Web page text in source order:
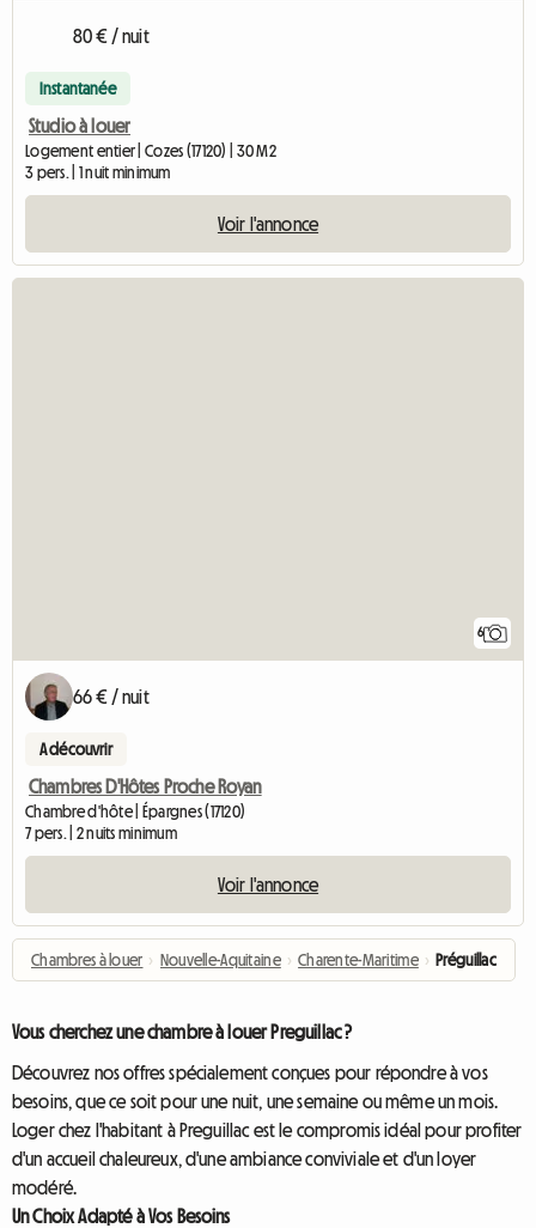
80 € / nuit
Instantanée
Studio à louer
Logement entier | Cozes (17120) | 30 M2
3 pers. | 1 nuit minimum
Voir l'annonce
6
66 € / nuit
A découvrir
Chambres D'Hôtes Proche Royan
Chambre d'hôte | Épargnes (17120)
7 pers. | 2 nuits minimum
Voir l'annonce
Chambres à louer › Nouvelle-Aquitaine › Charente-Maritime › Préguillac
Vous cherchez une chambre à louer Preguillac ?
Découvrez nos offres spécialement conçues pour répondre à vos
besoins, que ce soit pour une nuit, une semaine ou même un mois.
Loger chez l'habitant à Preguillac est le compromis idéal pour profiter
d'un accueil chaleureux, d'une ambiance conviviale et d'un loyer
modéré.
Un Choix Adapté à Vos Besoins